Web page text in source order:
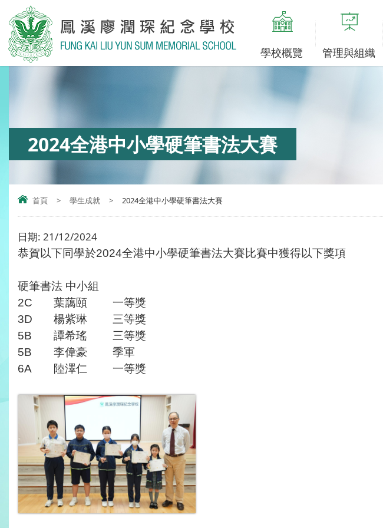
學校概覽 管理與組織
2024全港中小學硬筆書法大賽
首頁 > 學生成就 > 2024全港中小學硬筆書法大賽
日期: 21/12/2024
恭賀以下同學於2024全港中小學硬筆書法大賽比賽中獲得以下獎項
硬筆書法 中小組
2C
葉藹頤
一等獎
3D
楊紫琳
三等獎
5B
譚希瑤
三等獎
5B
李偉豪
季軍
6A
陸澤仁 一等獎